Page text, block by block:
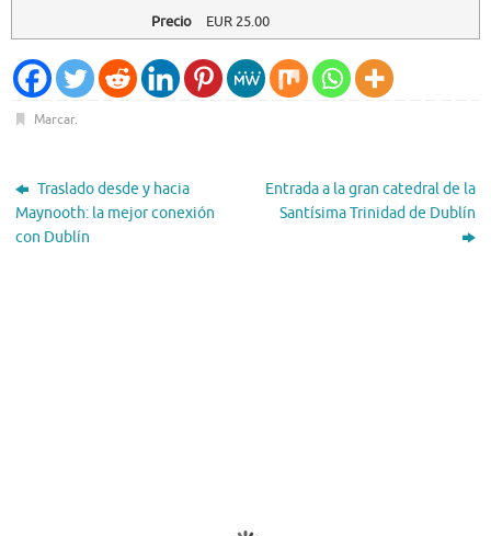
Precio
EUR25.00
Marcar.
Traslado desde y hacia
Maynooth: la mejor conexión
con Dublín
Entrada a la gran catedral de la
Santísima Trinidad de Dublín